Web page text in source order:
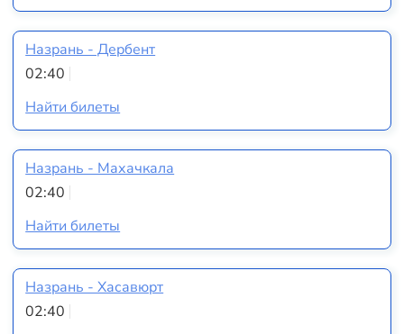
Назрань - Дербент
02:40
Найти билеты
Назрань - Махачкала
02:40
Найти билеты
Назрань - Хасавюрт
02:40